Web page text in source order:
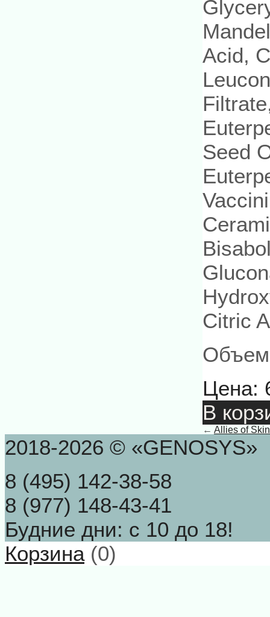
Acid,
Seed
Citric
Цена:
В
← Allies of
2018-2026 © «GENOSYS»
8 (495) 142-38-58
8 (977) 148-43-41
Будние дни: с 10 до 18!
Корзина(0)